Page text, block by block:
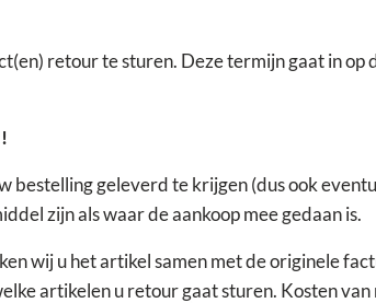
retour te sturen. Deze termijn gaat in
bestelling geleverd te krijgen (dus ook
zijn als waar de aankoop mee gedaan is.
wij u het artikel samen met de originele
artikelen u retour gaat sturen. Kosten